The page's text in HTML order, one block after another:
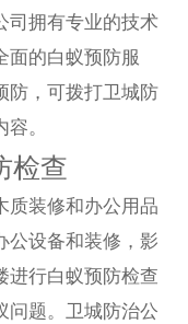
司拥有专业的技术
面的白蚁预防服
防，可拨打卫城防
。
检查
质装修和办公用品
公设备和装修，影
进行白蚁预防检查
问题。卫城防治公